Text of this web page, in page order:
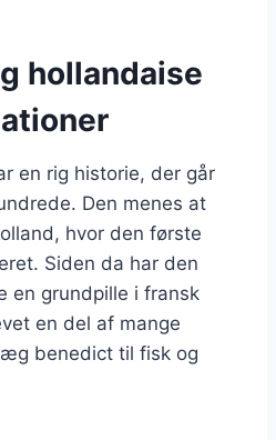
hollandaise
en rig historie, der går
Den menes at
hvor den første
Siden da har den
en grundpille i fransk
en del af mange
benedict til fisk og